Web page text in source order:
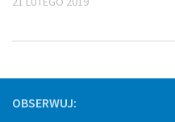
OBSERWUJ: